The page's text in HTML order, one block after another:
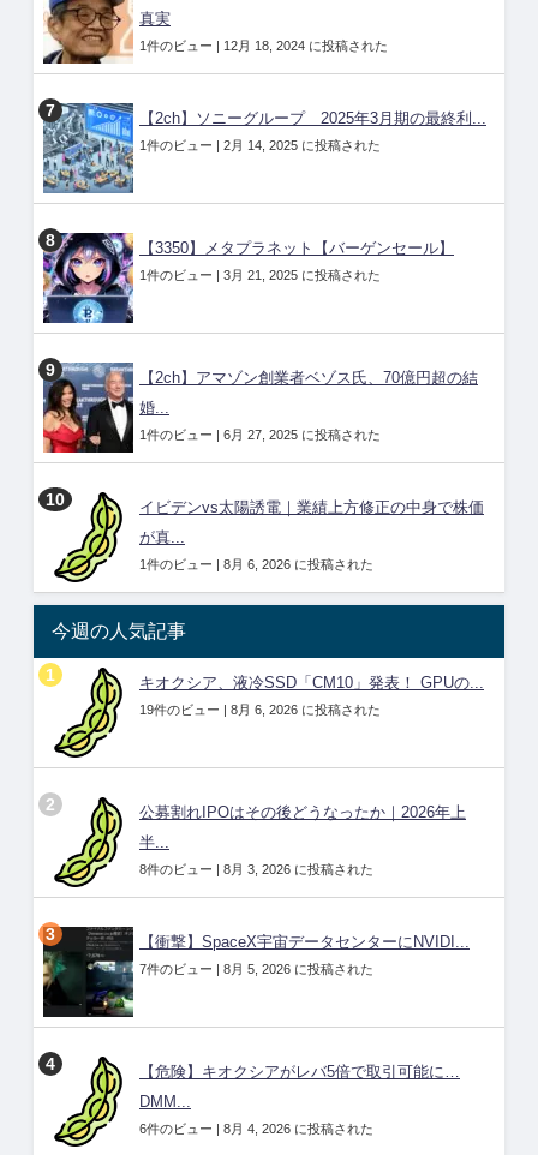
真実
1件のビュー | 12月 18, 2024 に投稿された
【2ch】ソニーグループ 2025年3月期の最終利...
1件のビュー | 2月 14, 2025 に投稿された
【3350】メタプラネット【バーゲンセール】
1件のビュー | 3月 21, 2025 に投稿された
【2ch】アマゾン創業者ベゾス氏、70億円超の結
婚...
1件のビュー | 6月 27, 2025 に投稿された
イビデンvs太陽誘電｜業績上方修正の中身で株価
が真...
1件のビュー | 8月 6, 2026 に投稿された
今週の人気記事
キオクシア、液冷SSD「CM10」発表！ GPUの...
19件のビュー | 8月 6, 2026 に投稿された
公募割れIPOはその後どうなったか｜2026年上
半...
8件のビュー | 8月 3, 2026 に投稿された
【衝撃】SpaceX宇宙データセンターにNVIDI...
7件のビュー | 8月 5, 2026 に投稿された
【危険】キオクシアがレバ5倍で取引可能に…
DMM...
6件のビュー | 8月 4, 2026 に投稿された